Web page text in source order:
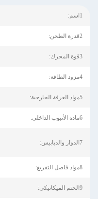
1اسم:
2قدرة الطحن:
3قوة المحرك:
4مزود الطاقة:
5مواد الغرفة الخارجية:
6مادة الأنبوب الداخلي:
7الدوار والدبابيس:
8مواد فاصل التفريغ:
9الختم الميكانيكي: